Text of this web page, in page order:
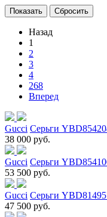
Назад
1
2
3
4
268
Вперед
Gucci Серьги
38 000 руб.
Gucci Серьги
53 500 руб.
Gucci Серьги
47 500 руб.